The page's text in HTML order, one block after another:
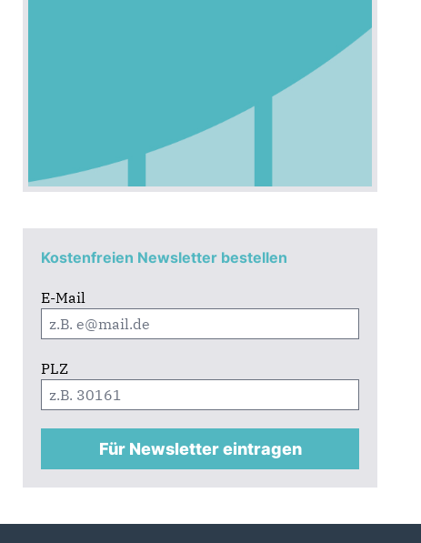
Kostenfreien Newsletter bestellen
E-Mail
PLZ
Für Newsletter eintragen